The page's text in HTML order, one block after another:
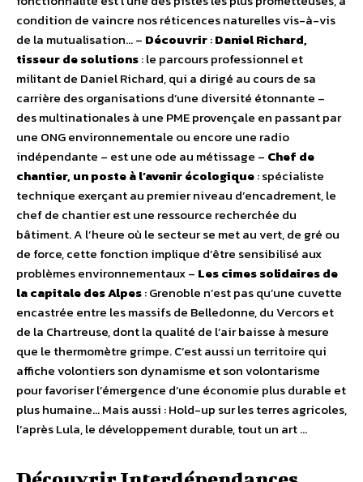
condition de vaincre nos réticences naturelles vis-à-vis
de la mutualisation… – Découvrir:Daniel Richard,
tisseur de solutions: le parcours professionnel et
militant de Daniel Richard, qui a dirigé au cours de sa
carrière des organisations d’une diversité étonnante –
des multinationales à une PME provençale en passant par
une ONG environnementale ou encore une radio
indépendante – est une ode au métissage – Chef de
chantier, un poste à l’avenir écologique: spécialiste
technique exerçant au premier niveau d’encadrement, le
chef de chantier est une ressource recherchée du
bâtiment. A l’heure où le secteur se met au vert, de gré ou
de force, cette fonction implique d’être sensibilisé aux
problèmes environnementaux – Les cimes solidaires de
la capitale des Alpes: Grenoble n’est pas qu’une cuvette
encastrée entre les massifs de Belledonne, du Vercors et
de la Chartreuse, dont la qualité de l’air baisse à mesure
que le thermomètre grimpe. C’est aussi un territoire qui
affiche volontiers son dynamisme et son volontarisme
pour favoriser l’émergence d’une économie plus durable et
plus humaine… Mais aussi : Hold-up sur les terres agricoles,
l’après Lula, le développement durable, tout un art …